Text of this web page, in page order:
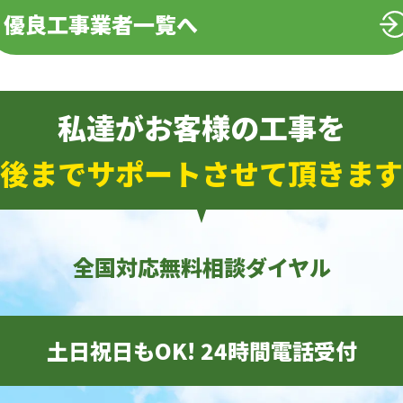
優良工事業者一覧へ
私達がお客様の工事を
までサポートさせて頂きま
全国対応無料相談ダイヤル
土日祝日もOK! 24時間電話受付